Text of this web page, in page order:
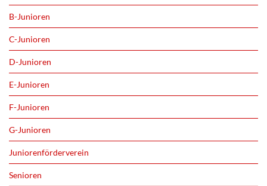
B-Junioren
C-Junioren
D-Junioren
E-Junioren
F-Junioren
G-Junioren
Juniorenförderverein
Senioren